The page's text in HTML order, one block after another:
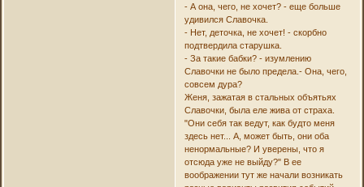
- А она, чего, не хочет? - еще больше
удивился Славочка.
- Нет, деточка, не хочет! - скорбно
подтвердила старушка.
- За такие бабки? - изумлению
Славочки не было предела.- Она, чего,
совсем дура?
Женя, зажатая в стальных объятьях
Славочки, была еле жива от страха.
"Они себя так ведут, как будто меня
здесь нет... А, может быть, они оба
ненормальные? И уверены, что я
отсюда уже не выйду?" В ее
воображении тут же начали возникать